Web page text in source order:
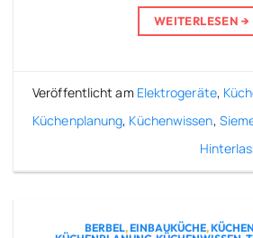
WEITERLESEN →
Veröffentlicht am Elektrogeräte,
Küchenplanung, Küchenwissen,
BERBEL,EINBAUKÜCHE,